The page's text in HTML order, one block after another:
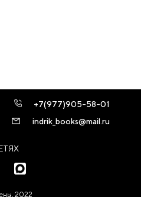
+7(977)905-58-01
indrik_books@mail.ru
2022